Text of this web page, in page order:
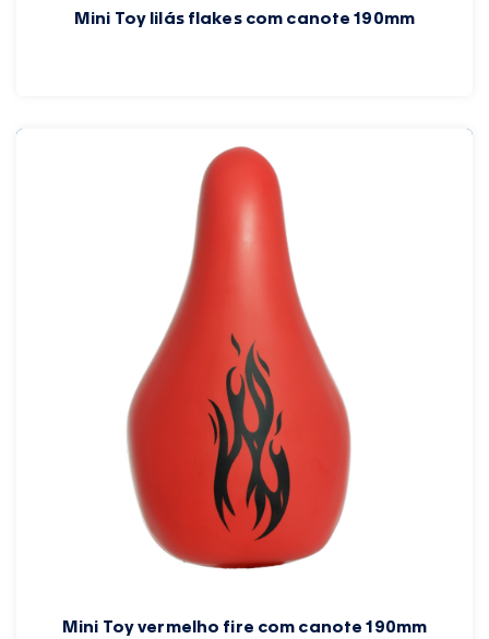
Mini Toy lilás flakes com canote 190mm
Mini Toy vermelho fire com canote 190mm